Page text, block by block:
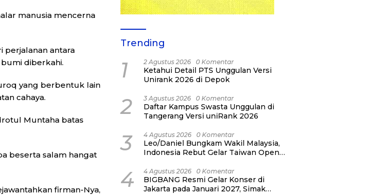
manusia mencerna
perjalanan antara
bumi diberkahi.
yang berbentuk lain
cahaya.
Muntaha batas
beserta salam hangat
firman-Nya,
Trending
1 2 Agustus 2026 0 Komentar
Ketahui Detail PTS Unggulan Versi
Unirank 2026 di Depok
2 3 Agustus 2026 0 Komentar
Daftar Kampus Swasta Unggulan di
Tangerang Versi uniRank 2026
3 4 Agustus 2026 0 Komentar
Leo/Daniel Bungkam Wakil Malaysia,
Indonesia Rebut Gelar Taiwan Open
4 4 Agustus 2026 0 Komentar
BIGBANG Resmi Gelar Konser di
Jakarta pada Januari 2027, Simak